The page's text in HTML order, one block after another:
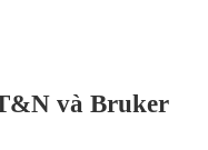
và Bruker